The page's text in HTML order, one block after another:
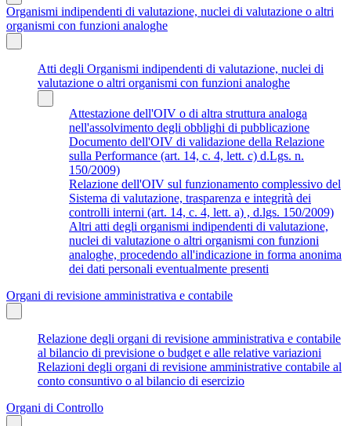
Organismi indipendenti di valutazione, nuclei di valutazione o altri
organismi con funzioni analoghe
Atti degli Organismi indipendenti di valutazione, nuclei di
valutazione o altri organismi con funzioni analoghe
Attestazione dell'OIV o di altra struttura analoga
nell'assolvimento degli obblighi di pubblicazione
Documento dell'OIV di validazione della Relazione
sulla Performance (art. 14, c. 4, lett. c) d.Lgs. n.
150/2009)
Relazione dell'OIV sul funzionamento complessivo del
Sistema di valutazione, trasparenza e integrità dei
controlli interni (art. 14, c. 4, lett. a) , d.lgs. 150/2009)
Altri atti degli organismi indipendenti di valutazione,
nuclei di valutazione o altri organismi con funzioni
analoghe, procedendo all'indicazione in forma anonima
dei dati personali eventualmente presenti
Organi di revisione amministrativa e contabile
Relazione degli organi di revisione amministrativa e contabile
al bilancio di previsione o budget e alle relative variazioni
Relazioni degli organi di revisione amministrative contabile al
conto consuntivo o al bilancio di esercizio
Organi di Controllo